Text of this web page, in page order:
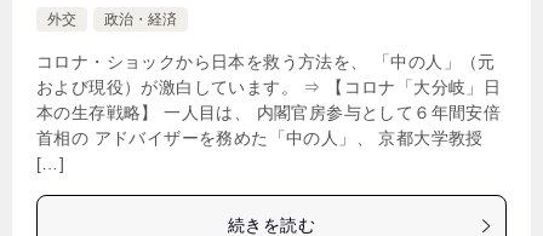
外交
政治・経済
コロナ・ショックから日本を救う方法を、 「中の人」（元
および現役）が激白しています。 ⇒ 【コロナ「大分岐」日
本の生存戦略】 一人目は、 内閣官房参与として６年間安倍
首相の アドバイザーを務めた「中の人」、 京都大学教授
[…]
続きを読む